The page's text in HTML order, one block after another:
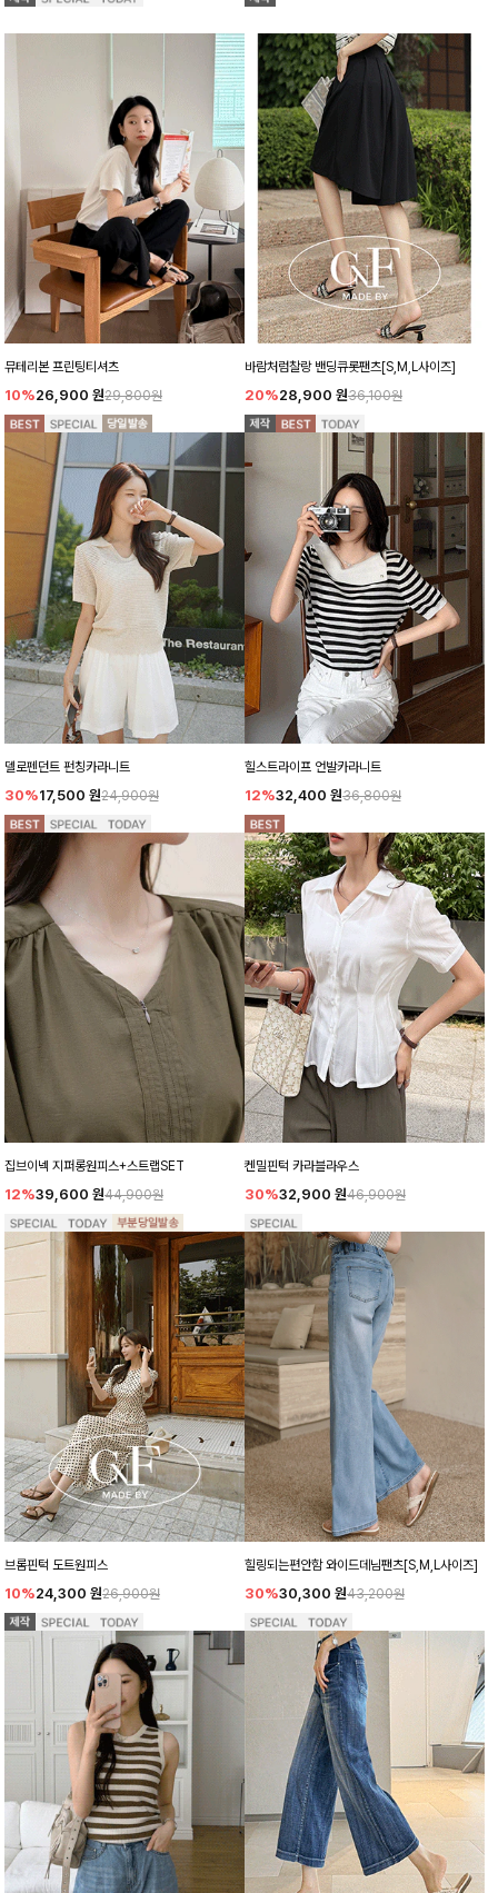
뮤테리본 프린팅티셔츠
10%26,900 원29,800원
바람처럼찰랑 밴딩큐롯팬츠[S,M,L사이즈]
20%28,900 원36,100원
델로펜던트 펀칭카라니트
30%17,500 원24,900원
힐스트라이프 언발카라니트
12%32,400 원36,800원
집브이넥 지퍼롱원피스+스트랩SET
12%39,600 원44,900원
켄밀핀턱 카라블라우스
30%32,900 원46,900원
브롬핀턱 도트원피스
10%24,300 원26,900원
힐링되는편안함 와이드데님팬츠[S,M,L사이즈]
30%30,300 원43,200원